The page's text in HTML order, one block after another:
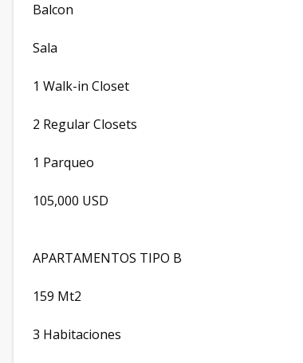
Balcon
Sala
1 Walk-in Closet
2 Regular Closets
1 Parqueo
105,000 USD
APARTAMENTOS TIPO B
159 Mt2
3 Habitaciones